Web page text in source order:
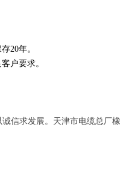
20年。
户要求。
信求发展。天津市电缆总厂